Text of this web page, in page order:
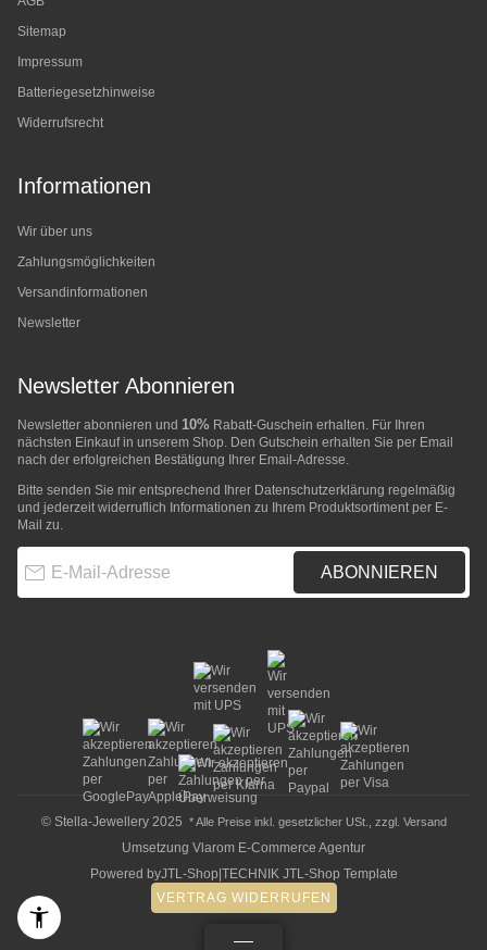
Sitemap
Impressum
Batteriegesetzhinweise
Widerrufsrecht
Informationen
Wir über uns
Zahlungsmöglichkeiten
Versandinformationen
Newsletter
Newsletter Abonnieren
Newsletter abonnieren und 10% Rabatt-Guschein erhalten. Für Ihren
nächsten Einkauf in unserem Shop. Den Gutschein erhalten Sie per Email
nach der erfolgreichen Bestätigung Ihrer Email-Adresse.
Bitte senden Sie mir entsprechend Ihrer Datenschutzerklärung regelmäßig
und jederzeit widerruflich Informationen zu Ihrem Produktsortiment per E-
Mail zu.
ABONNIEREN
© Stella-Jewellery 2025 * Alle Preise inkl. gesetzlicher USt., zzgl. Versand
Umsetzung Vlarom E-Commerce Agentur
Powered byJTL-Shop TECHNIK JTL-Shop Template
VERTRAG WIDERRUFEN